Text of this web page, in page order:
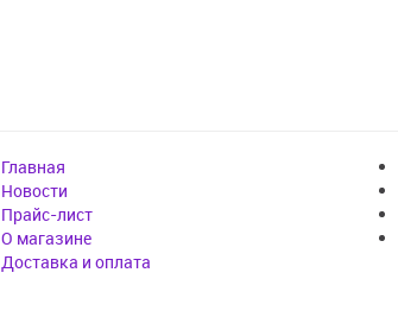
Главная
Новости
Прайс-лист
О магазине
Доставка и оплата